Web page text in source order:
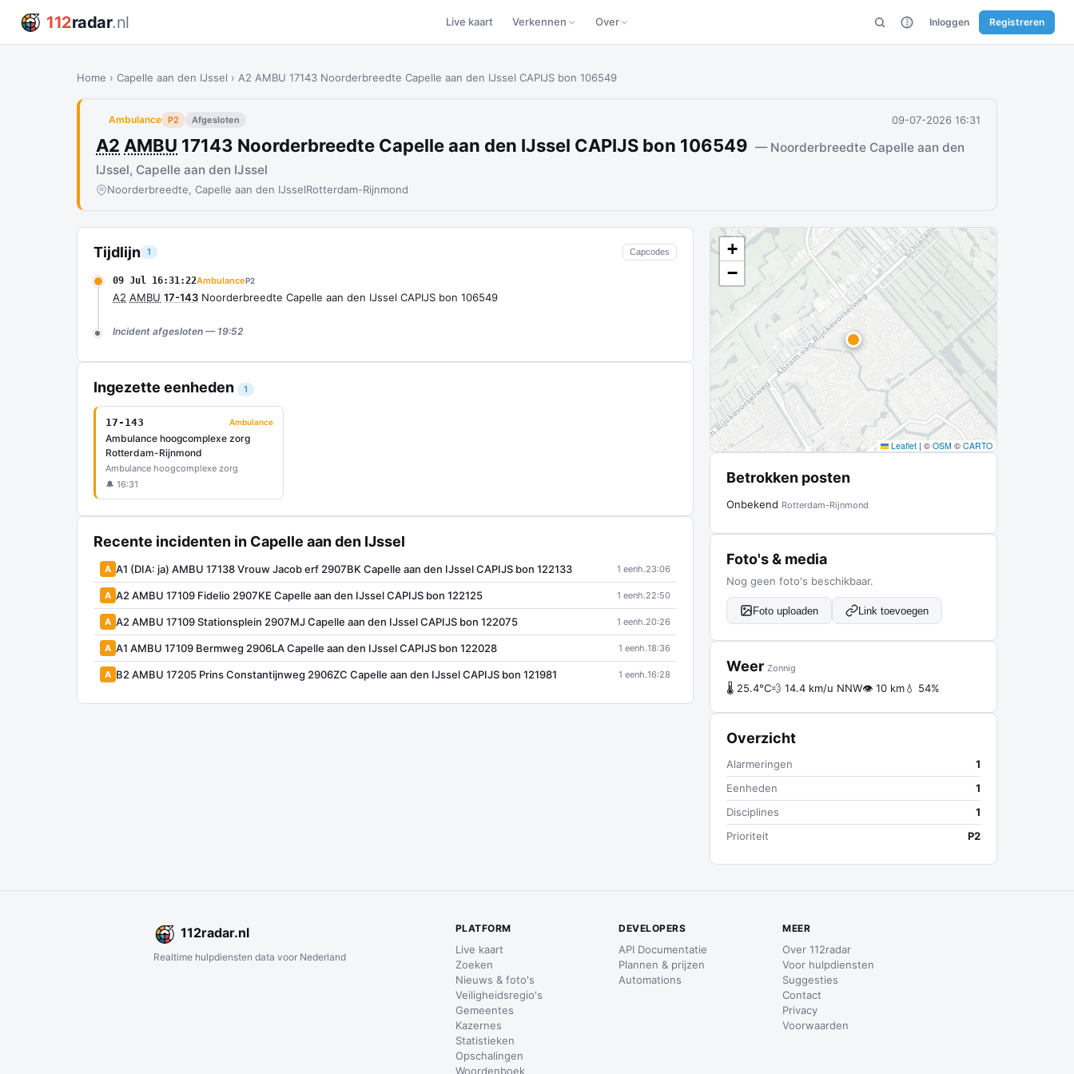
112radar.nl Live kaart Verkennen Over Inloggen Registreren
Home › Capelle aan den IJssel › A2 AMBU 17143 Noorderbreedte Capelle aan den IJssel CAPIJS bon 106549
Ambulance P2 Afgesloten 09-07-2026 16:31
A2 AMBU 17143 Noorderbreedte Capelle aan den IJssel CAPIJS bon 106549 — Noorderbreedte Capelle aan den
IJssel, Capelle aan den IJssel
Noorderbreedte, Capelle aan den IJsselRotterdam-Rijnmond
Tijdlijn 1 Capcodes
09 Jul 16:31:22AmbulanceP2
A2 AMBU 17-143 Noorderbreedte Capelle aan den IJssel CAPIJS bon 106549
Incident afgesloten — 19:52
Ingezette eenheden 1
17-143 Ambulance
Ambulance hoogcomplexe zorg
Rotterdam-Rijnmond
Ambulance hoogcomplexe zorg
🔔 16:31
Recente incidenten in Capelle aan den IJssel
A A1 (DIA: ja) AMBU 17138 Vrouw Jacob erf 2907BK Capelle aan den IJssel CAPIJS bon 122133 1 eenh.23:06
A A2 AMBU 17109 Fidelio 2907KE Capelle aan den IJssel CAPIJS bon 122125 1 eenh.22:50
A A2 AMBU 17109 Stationsplein 2907MJ Capelle aan den IJssel CAPIJS bon 122075 1 eenh.20:26
A A1 AMBU 17109 Bermweg 2906LA Capelle aan den IJssel CAPIJS bon 122028 1 eenh.18:36
A B2 AMBU 17205 Prins Constantijnweg 2906ZC Capelle aan den IJssel CAPIJS bon 121981 1 eenh.16:28
+
−
Leaflet | © OSM © CARTO
Betrokken posten
Onbekend Rotterdam-Rijnmond
Foto's & media
Nog geen foto's beschikbaar.
Foto uploaden Link toevoegen
Weer Zonnig
🌡 25.4°C💨 14.4 km/u NNW👁 10 km💧 54%
Overzicht
Alarmeringen
1
Eenheden
1
Disciplines
1
Prioriteit
P2
112radar.nl
Realtime hulpdiensten data voor Nederland
PLATFORM
Live kaart
Zoeken
Nieuws & foto's
Veiligheidsregio's
Gemeentes
Kazernes
Statistieken
Opschalingen
Woordenboek
DEVELOPERS
API Documentatie
Plannen & prijzen
Automations
MEER
Over 112radar
Voor hulpdiensten
Suggesties
Contact
Privacy
Voorwaarden